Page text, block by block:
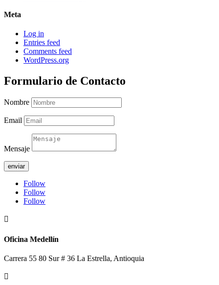
Meta
Log in
Entries feed
Comments feed
WordPress.org
Formulario de Contacto
Nombre
Email
Mensaje
enviar
Follow
Follow
Follow

Oficina Medellín
Carrera 55 80 Sur # 36 La Estrella, Antioquia
